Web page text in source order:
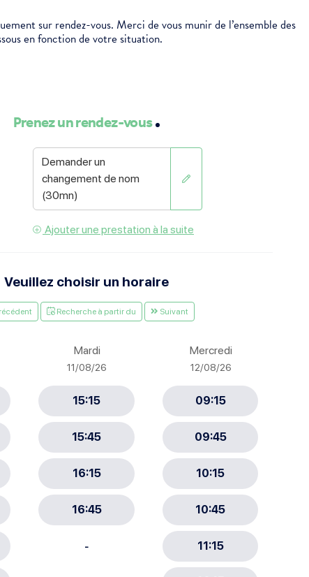
sur rendez-vous. Merci de vous munir de l’ensemble des
en fonction de votre situation.